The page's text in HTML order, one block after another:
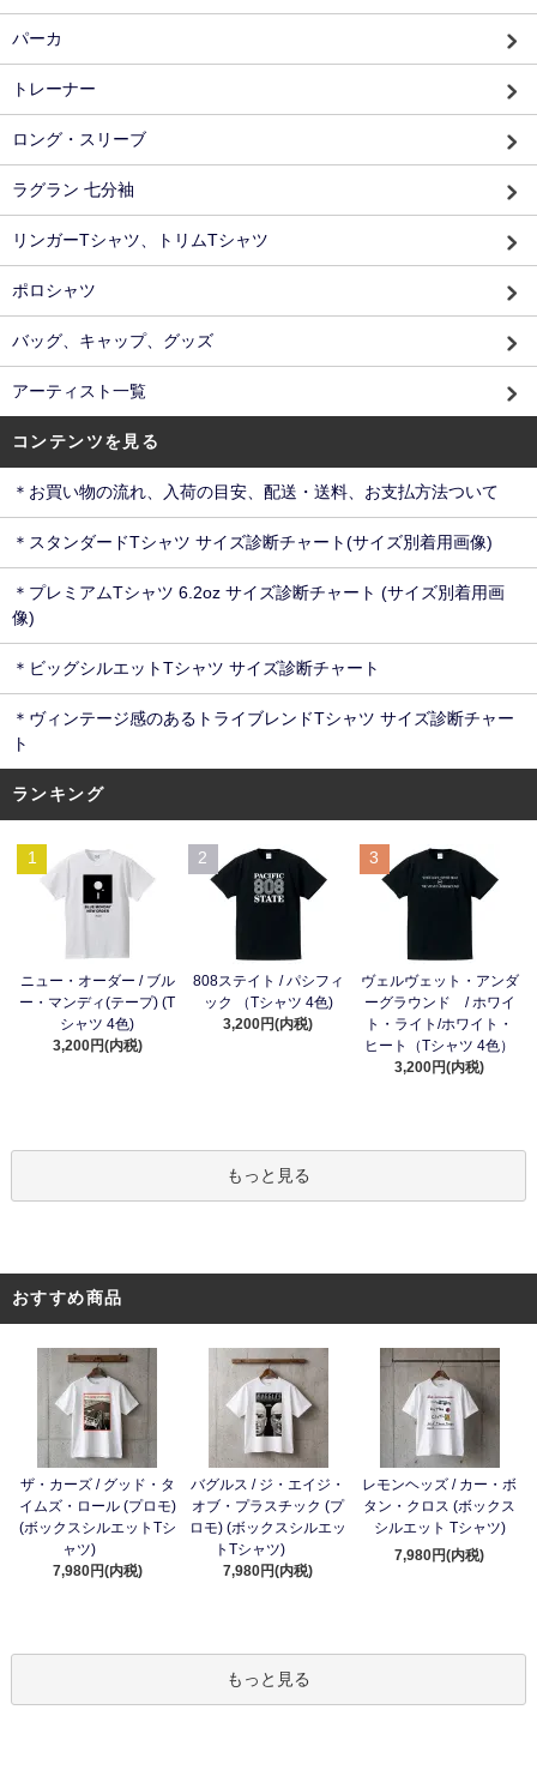
パーカ
トレーナー
ロング・スリーブ
ラグラン 七分袖
リンガーTシャツ、トリムTシャツ
ポロシャツ
バッグ、キャップ、グッズ
アーティスト一覧
コンテンツを見る
＊お買い物の流れ、入荷の目安、配送・送料、お支払方法ついて
＊スタンダードTシャツ サイズ診断チャート(サイズ別着用画像)
＊プレミアムTシャツ 6.2oz サイズ診断チャート (サイズ別着用画
像)
＊ビッグシルエットTシャツ サイズ診断チャート
＊ヴィンテージ感のあるトライブレンドTシャツ サイズ診断チャー
ト
ランキング
1
ニュー・オーダー / ブル
ー・マンディ(テープ) (T
シャツ 4色)
3,200円(内税)
2
808ステイト / パシフィ
ック （Tシャツ 4色)
3,200円(内税)
3
ヴェルヴェット・アンダ
ーグラウンド / ホワイ
ト・ライト/ホワイト・
ヒート（Tシャツ 4色）
3,200円(内税)
もっと見る
おすすめ商品
ザ・カーズ / グッド・タ
イムズ・ロール (プロモ)
(ボックスシルエットTシ
ャツ)
7,980円(内税)
バグルス / ジ・エイジ・
オブ・プラスチック (プ
ロモ) (ボックスシルエッ
トTシャツ)
7,980円(内税)
レモンヘッズ / カー・ボ
タン・クロス (ボックス
シルエット Tシャツ)
7,980円(内税)
もっと見る